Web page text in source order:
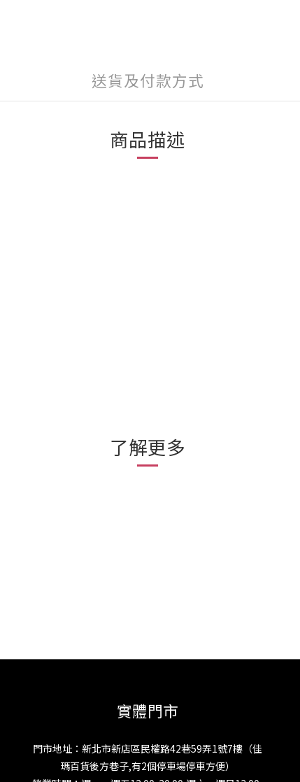
送貨及付款方式
商品描述
了解更多
實體門市
門市地址：新北市新店區民權路42巷59弄1號7樓（佳
瑪百貨後方巷子,有2個停車場停車方便）